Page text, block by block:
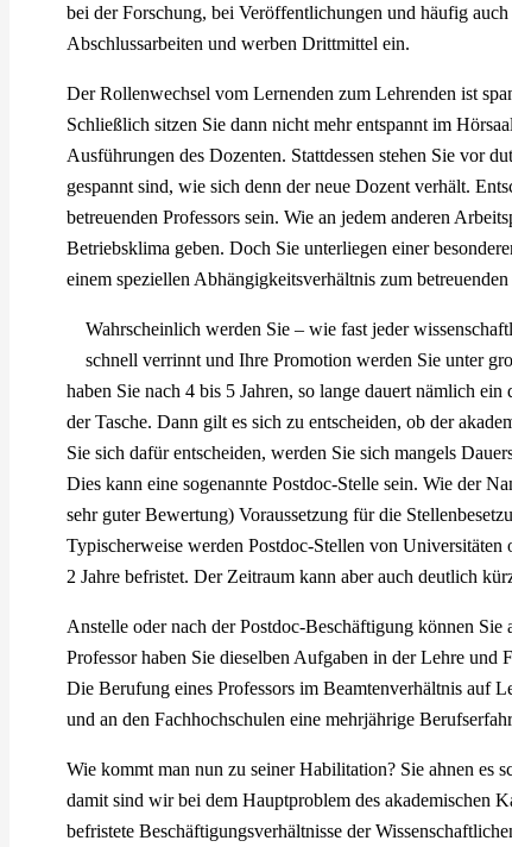
bei der Forschung, bei Veröffentlichungen und häufig
Abschlussarbeiten und werben Drittmittel ein.
Der Rollenwechsel vom Lernenden zum Lehrenden ist
Schließlich sitzen Sie dann nicht mehr entspannt im
Ausführungen des Dozenten. Stattdessen stehen Sie vor
gespannt sind, wie sich denn der neue Dozent verhält.
betreuenden Professors sein. Wie an jedem anderen
Betriebsklima geben. Doch Sie unterliegen einer
einem speziellen Abhängigkeitsverhältnis zum betreuenden
Wahrscheinlich werden Sie – wie fast jeder
schnell verrinnt und Ihre Promotion werden Sie unter
haben Sie nach 4 bis 5 Jahren, so lange dauert nämlich
der Tasche. Dann gilt es sich zu entscheiden, ob der
Sie sich dafür entscheiden, werden Sie sich mangels
Dies kann eine sogenannte Postdoc-Stelle sein. Wie der
sehr guter Bewertung) Voraussetzung für die
Typischerweise werden Postdoc-Stellen von
2 Jahre befristet. Der Zeitraum kann aber auch deutlich
Anstelle oder nach der Postdoc-Beschäftigung können
Professor haben Sie dieselben Aufgaben in der Lehre
Die Berufung eines Professors im Beamtenverhältnis auf
und an den Fachhochschulen eine mehrjährige
Wie kommt man nun zu seiner Habilitation? Sie ahnen es
damit sind wir bei dem Hauptproblem des akademischen
befristete Beschäftigungsverhältnisse der